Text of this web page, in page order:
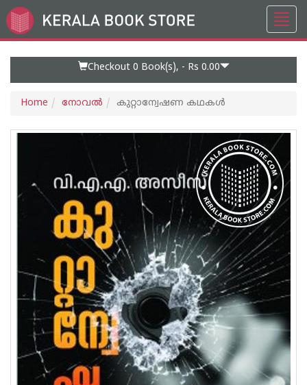
Go
to
Checkout 0 Book(s), - Rs 0.00
Home നോവല്‍ കുറ്റാന്വേഷണ കഥകൾ